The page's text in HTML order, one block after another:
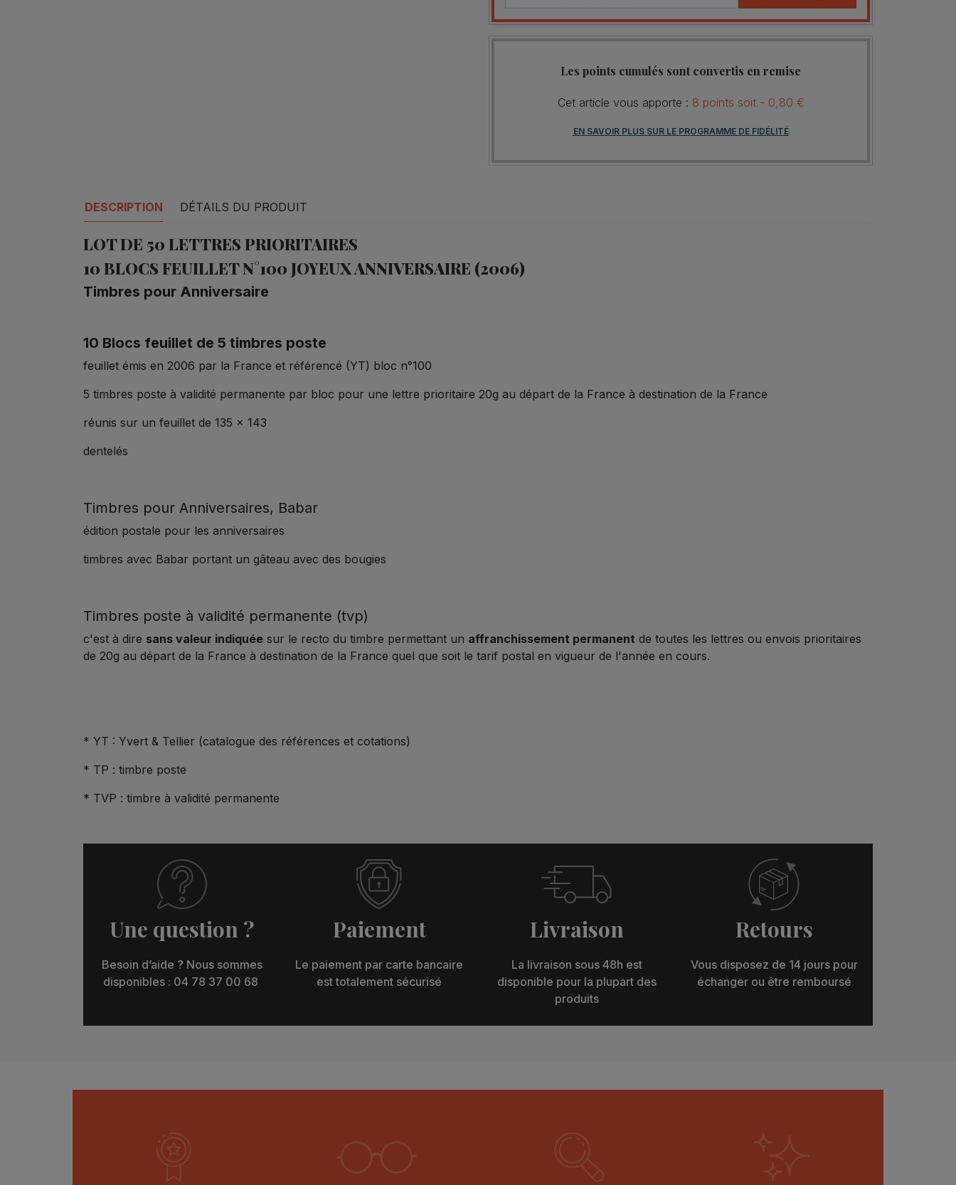
Les points cumulés sont convertis en remise
Cet article vous apporte : 8 points soit - 0,80 €
EN SAVOIR PLUS SUR LE PROGRAMME DE FIDÉLITÉ
DESCRIPTION DÉTAILS DU PRODUIT
LOT DE 50 LETTRES PRIORITAIRES
10 BLOCS FEUILLET N°100 JOYEUX ANNIVERSAIRE (2006)
Timbres pour Anniversaire
10 Blocs feuillet de 5 timbres poste
feuillet émis en 2006 par la France et référencé (YT) bloc n°100
5 timbres poste à validité permanente par bloc pour une lettre prioritaire 20g au départ de la France à destination de la France
réunis sur un feuillet de 135 x 143
dentelés
Timbres pour Anniversaires, Babar
édition postale pour les anniversaires
timbres avec Babar portant un gâteau avec des bougies
Timbres poste à validité permanente (tvp)
c'est à dire sans valeur indiquée sur le recto du timbre permettant un affranchissement permanent de toutes les lettres ou envois prioritaires
de 20g au départ de la France à destination de la France quel que soit le tarif postal en vigueur de l'année en cours.
* YT : Yvert & Tellier (catalogue des références et cotations)
* TP : timbre poste
* TVP : timbre à validité permanente
Une question ?
Besoin d’aide ? Nous sommes
disponibles : 04 78 37 00 68
Paiement
Le paiement par carte bancaire
est totalement sécurisé
Livraison
La livraison sous 48h est
disponible pour la plupart des
produits
Retours
Vous disposez de 14 jours pour
échanger ou être remboursé